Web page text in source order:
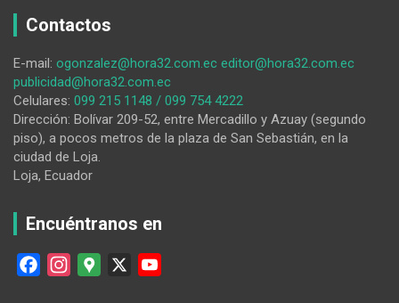
06-
Contactos
E-mail: ogonzalez@hora32.com.ec editor@hora32.com.ec
publicidad@hora32.com.ec
Celulares: 099 215 1148 / 099 754 4222
Dirección: Bolívar 209-52, entre Mercadillo y Azuay (segundo
piso), a pocos metros de la plaza de San Sebastián, en la
ciudad de Loja.
Loja, Ecuador
Encuéntranos en